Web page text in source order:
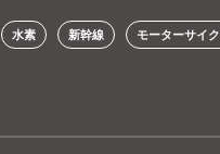
水素 新幹線 モーターサイ